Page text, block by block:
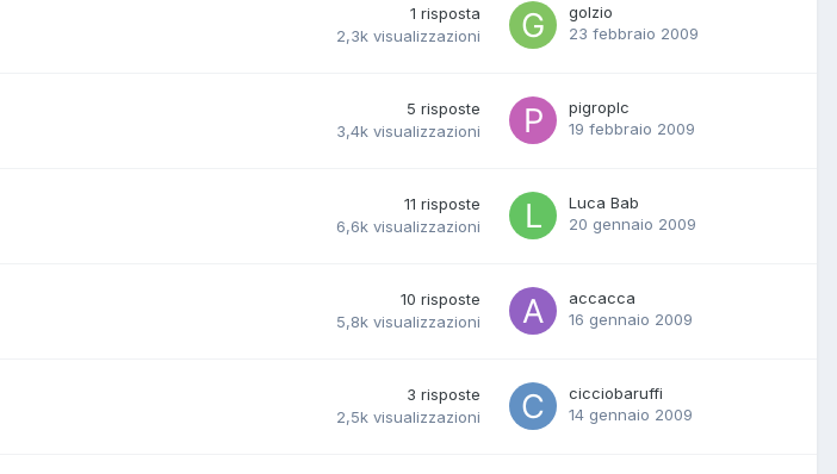
1 risposta
2,3k visualizzazioni
golzio
23 febbraio 2009
5 risposte
3,4k visualizzazioni
pigroplc
19 febbraio 2009
11 risposte
6,6k visualizzazioni
Luca Bab
20 gennaio 2009
10 risposte
5,8k visualizzazioni
accacca
16 gennaio 2009
3 risposte
2,5k visualizzazioni
cicciobaruffi
14 gennaio 2009